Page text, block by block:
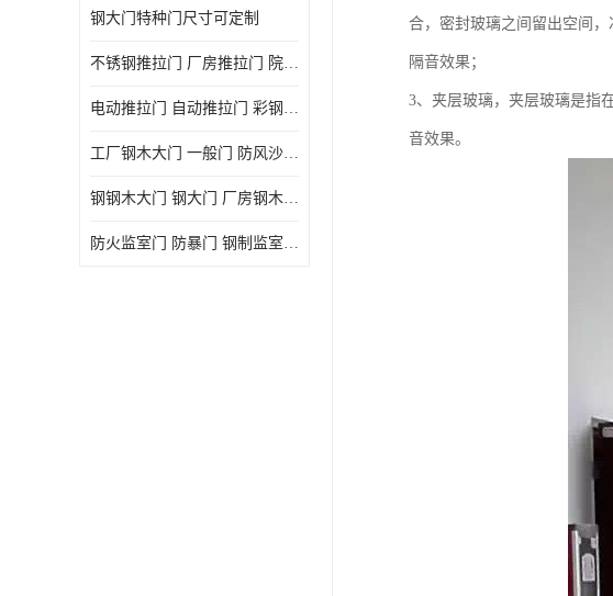
钢大门特种门尺寸可定制
不锈钢推拉门 厂房推拉门 院墙推拉门 工业电动推拉门
电动推拉门 自动推拉门 彩钢板推拉门 夹芯板推拉门
工厂钢木大门 一般门 防风沙 风砂）门 防严寒门
钢钢木大门 钢大门 厂房钢木大门 高铁站钢木大门
防火监室门 防暴门 钢制监室门 报警监舍门
合，密封玻璃之间留出空间
隔音效果；
3、夹层玻璃，夹层玻璃是指
音效果。